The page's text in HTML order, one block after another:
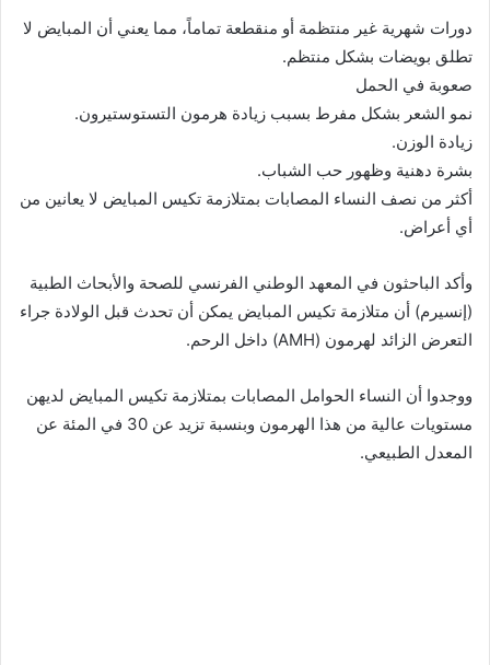
دورات شهرية غير منتظمة أو منقطعة تماماً، مما يعني أن المبايض لا
تطلق بويضات بشكل منتظم.
صعوبة في الحمل
نمو الشعر بشكل مفرط بسبب زيادة هرمون التستوستيرون.
زيادة الوزن.
بشرة دهنية وظهور حب الشباب.
أكثر من نصف النساء المصابات بمتلازمة تكيس المبايض لا يعانين من
أي أعراض.
وأكد الباحثون في المعهد الوطني الفرنسي للصحة والأبحاث الطبية
(إنسيرم) أن متلازمة تكيس المبايض يمكن أن تحدث قبل الولادة جراء
التعرض الزائد لهرمون (AMH) داخل الرحم.
ووجدوا أن النساء الحوامل المصابات بمتلازمة تكيس المبايض لديهن
مستويات عالية من هذا الهرمون وبنسبة تزيد عن 30 في المئة عن
المعدل الطبيعي.